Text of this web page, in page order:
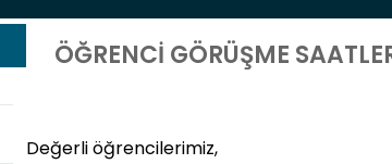
ÖĞRENCİ GÖRÜŞME
Değerli öğrencilerimiz,